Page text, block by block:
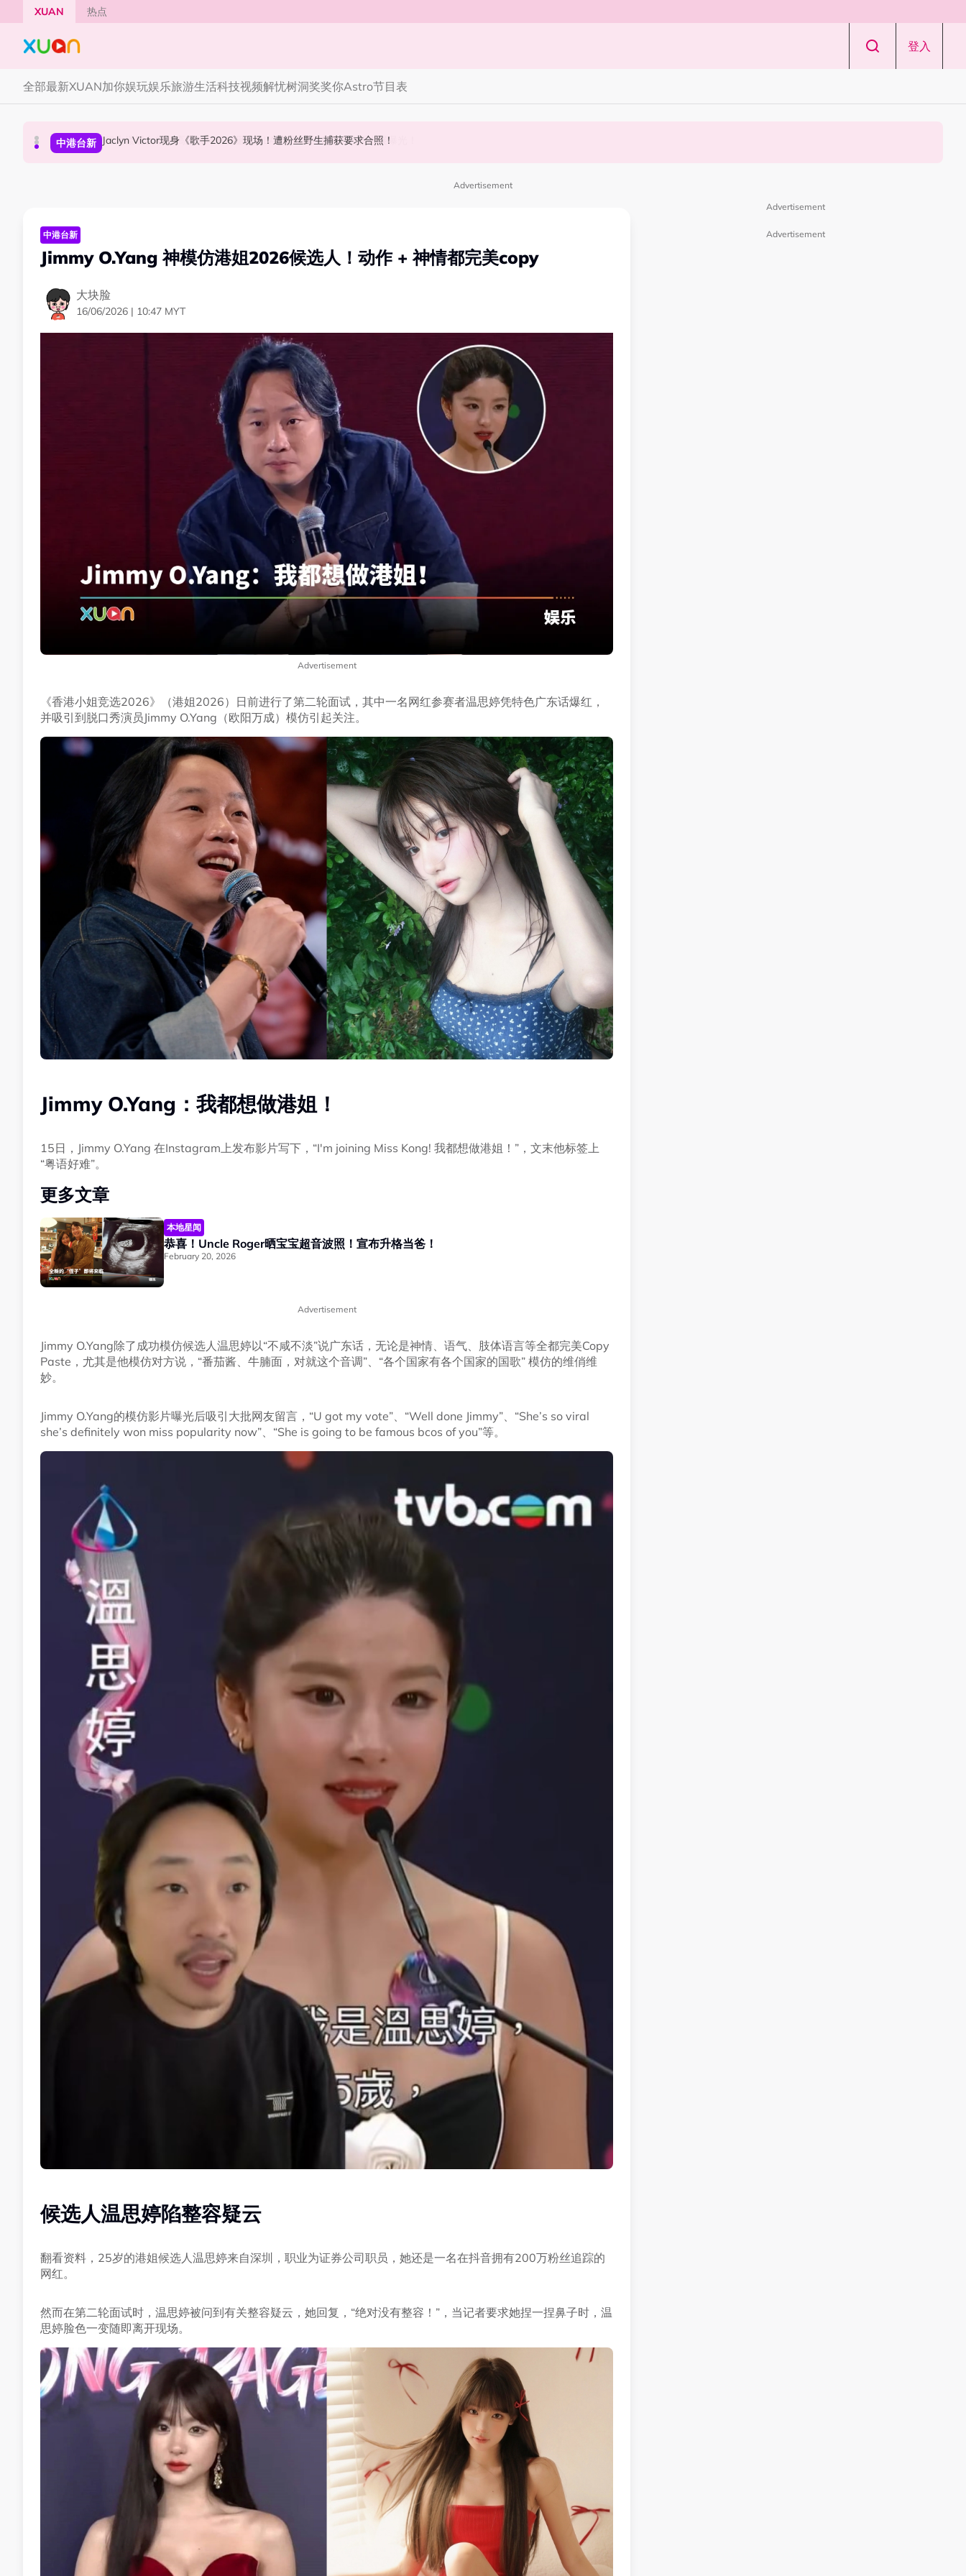
Skip to main content
XUAN 热点
登入
全部最新XUAN加你娱玩娱乐旅游生活科技视频解忧树洞奖奖你Astro节目表
国际星闻 YG大楼遭女粉持高尔夫球杆猛砸！BLACKPINK 10周年最新进展曝光！
中港台新 Jaclyn Victor现身《歌手2026》现场！遭粉丝野生捕获要求合照！
中港台新 中国《歌手2026》 “歌王之战” 成绩出炉！胡彦斌夺得歌王宝座！
Advertisement
中港台新
Jimmy O.Yang 神模仿港姐2026候选人！动作 + 神情都完美copy
大块脸
16/06/2026 | 10:47 MYT
Advertisement
《香港小姐竞选2026》（港姐2026）日前进行了第二轮面试，其中一名网红参赛者温思婷凭特色广东话爆红，
并吸引到脱口秀演员Jimmy O.Yang（欧阳万成）模仿引起关注。
Jimmy O.Yang：我都想做港姐！
15日，Jimmy O.Yang 在Instagram上发布影片写下，“I'm joining Miss Kong! 我都想做港姐！”，文末他标签上
“粤语好难”。
更多文章
本地星闻
恭喜！Uncle Roger晒宝宝超音波照！宣布升格当爸！
February 20, 2026
Advertisement
Jimmy O.Yang除了成功模仿候选人温思婷以“不咸不淡”说广东话，无论是神情、语气、肢体语言等全都完美Copy
Paste，尤其是他模仿对方说，“番茄酱、牛腩面，对就这个音调”、“各个国家有各个国家的国歌” 模仿的维俏维
妙。
Jimmy O.Yang的模仿影片曝光后吸引大批网友留言，“U got my vote”、“Well done Jimmy”、“She’s so viral
she’s definitely won miss popularity now”、“She is going to be famous bcos of you”等。
候选人温思婷陷整容疑云
翻看资料，25岁的港姐候选人温思婷来自深圳，职业为证券公司职员，她还是一名在抖音拥有200万粉丝追踪的
网红。
然而在第二轮面试时，温思婷被问到有关整容疑云，她回复，“绝对没有整容！”，当记者要求她捏一捏鼻子时，温
思婷脸色一变随即离开现场。
Advertisement
Advertisement